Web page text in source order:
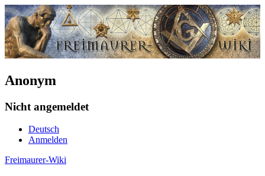
Anonym
Nicht angemeldet
Deutsch
Anmelden
Freimaurer-Wiki